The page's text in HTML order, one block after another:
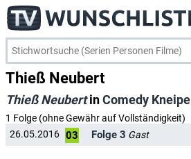
Thieß Neubert
Thieß NeubertinComedy Kneipe
1 Folge (ohne Gewähr auf Vollständigkeit)
26.05.2016 03 Folge 3 Gast